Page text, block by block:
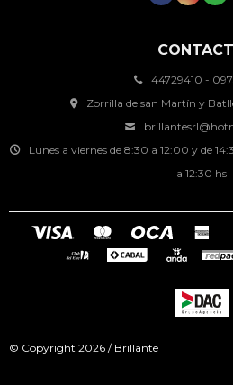
44729410 -
Zorrilla de san Martín y
Lunes a viernes de 8:30 a 12:00 y de
a 12:30 hs
© Copyright 2026 / Brillante